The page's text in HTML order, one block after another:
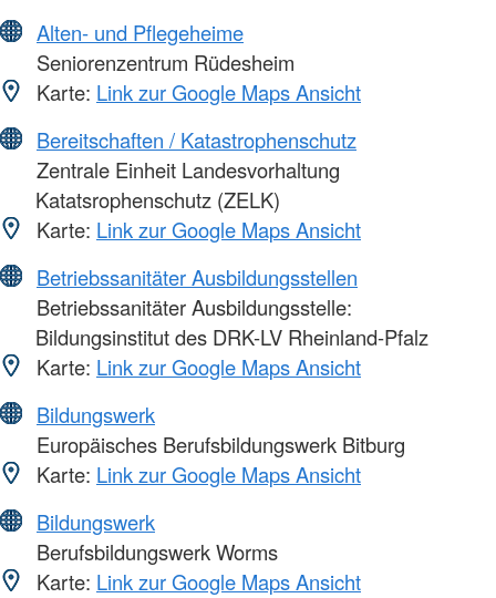
Alten- und Pflegeheime
Seniorenzentrum Rüdesheim
Karte: Link zur Google Maps Ansicht
Bereitschaften / Katastrophenschutz
Zentrale Einheit Landesvorhaltung
Katatsrophenschutz (ZELK)
Karte: Link zur Google Maps Ansicht
Betriebssanitäter Ausbildungsstellen
Betriebssanitäter Ausbildungsstelle:
Bildungsinstitut des DRK-LV Rheinland-Pfalz
Karte: Link zur Google Maps Ansicht
Bildungswerk
Europäisches Berufsbildungswerk Bitburg
Karte: Link zur Google Maps Ansicht
Bildungswerk
Berufsbildungswerk Worms
Karte: Link zur Google Maps Ansicht